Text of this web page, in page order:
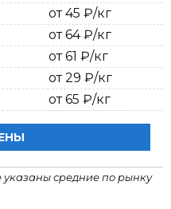
от 45 ₽/кг
от 64 ₽/кг
от 61 ₽/кг
от 29 ₽/кг
от 65 ₽/кг
средние по рынку